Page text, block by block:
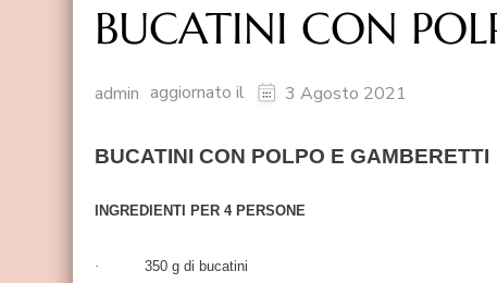
BUCATINI CON
admin aggiornato il 3 Agosto 2021
BUCATINI CON POLPO E GAMBERETTI
INGREDIENTI PER 4 PERSONE
·
350 g di bucatini